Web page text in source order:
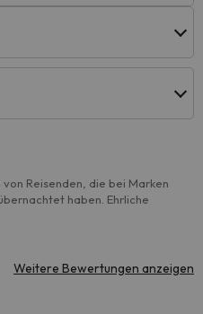
Reisenden, die bei Marken
haben. Ehrliche
Weitere Bewertungen anzeigen